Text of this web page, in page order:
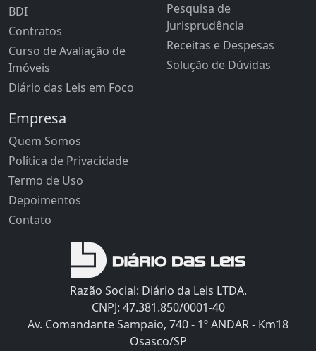
BDI
Contratos
Curso de Avaliação de
Imóveis
Diário das Leis em Foco
Pesquisa de
Jurisprudência
Receitas e Despesas
Solução de Dúvidas
Empresa
Quem Somos
Política de Privacidade
Termo de Uso
Depoimentos
Contato
Razão Social: Diário da Leis LTDA.
CNPJ: 47.381.850/0001-40
Av. Comandante Sampaio, 740 - 1º ANDAR - Km18
Osasco/SP